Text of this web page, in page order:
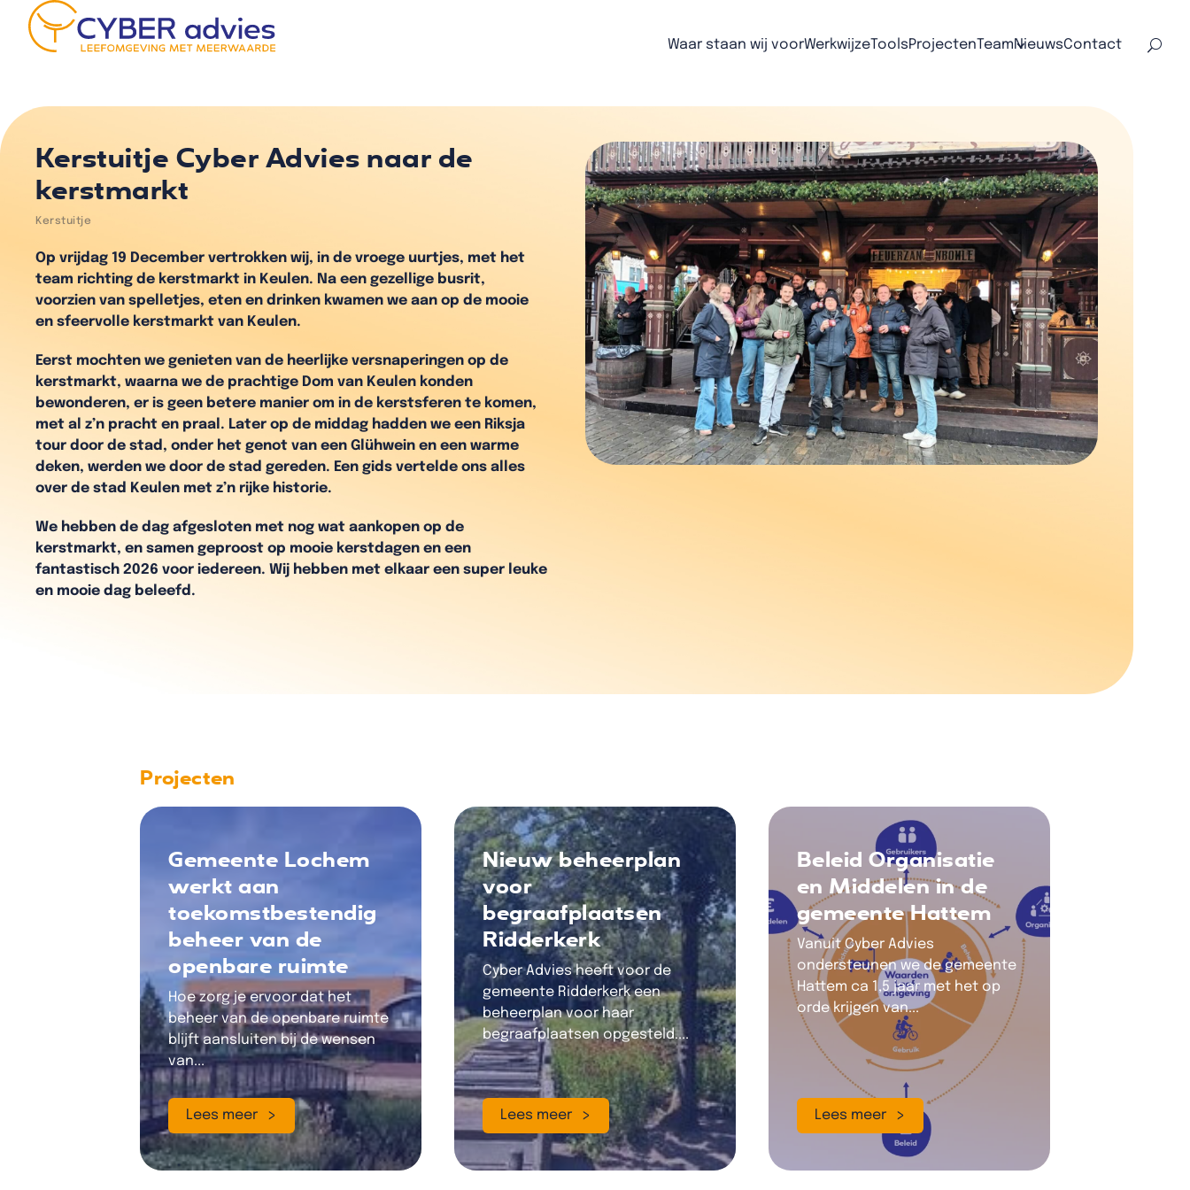
Waar staan wij voorWerkwijzeToolsProjectenTeamNieuwsContact
Kerstuitje Cyber Advies naar de
kerstmarkt
Kerstuitje
Op vrijdag 19 December vertrokken wij, in de vroege uurtjes, met het
team richting de kerstmarkt in Keulen. Na een gezellige busrit,
voorzien van spelletjes, eten en drinken kwamen we aan op de mooie
en sfeervolle kerstmarkt van Keulen.
Eerst mochten we genieten van de heerlijke versnaperingen op de
kerstmarkt, waarna we de prachtige Dom van Keulen konden
bewonderen, er is geen betere manier om in de kerstsferen te komen,
met al z’n pracht en praal. Later op de middag hadden we een Riksja
tour door de stad, onder het genot van een Glühwein en een warme
deken, werden we door de stad gereden. Een gids vertelde ons alles
over de stad Keulen met z’n rijke historie.
We hebben de dag afgesloten met nog wat aankopen op de
kerstmarkt, en samen geproost op mooie kerstdagen en een
fantastisch 2026 voor iedereen. Wij hebben met elkaar een super leuke
en mooie dag beleefd.
Projecten
Gemeente Lochem
werkt aan
toekomstbestendig
beheer van de
openbare ruimte
Hoe zorg je ervoor dat het
beheer van de openbare ruimte
blijft aansluiten bij de wensen
van...
Lees meer
Nieuw beheerplan
voor
begraafplaatsen
Ridderkerk
Cyber Advies heeft voor de
gemeente Ridderkerk een
beheerplan voor haar
begraafplaatsen opgesteld....
Lees meer
Beleid Organisatie
en Middelen in de
gemeente Hattem
Vanuit Cyber Advies
ondersteunen we de gemeente
Hattem ca 1,5 jaar met het op
orde krijgen van...
Lees meer